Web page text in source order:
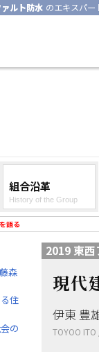
ルト防水 のエキスパ
組合沿革
History of the Group
語る
森
住
の
2019 東
現代
伊東 豊
TOYOO ITO